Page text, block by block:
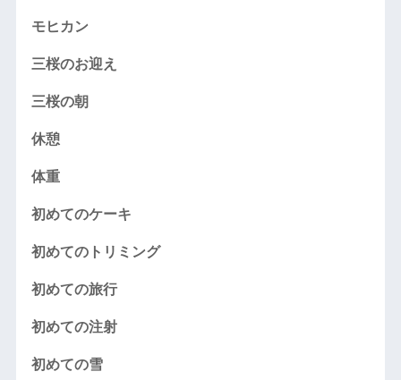
モヒカン
三桜のお迎え
三桜の朝
休憩
体重
初めてのケーキ
初めてのトリミング
初めての旅行
初めての注射
初めての雪